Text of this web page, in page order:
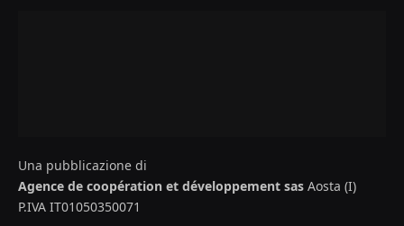
Una pubblicazione di
Agence de coopération et développement sas Aosta (I)
P.IVA IT01050350071